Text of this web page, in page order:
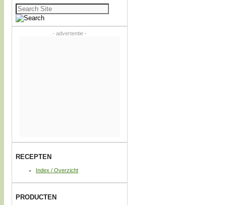
Zoeken
naar:
- advertentie -
RECEPTEN
Index / Overzicht
PRODUCTEN